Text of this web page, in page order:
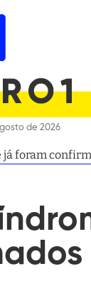
de 2026
foram